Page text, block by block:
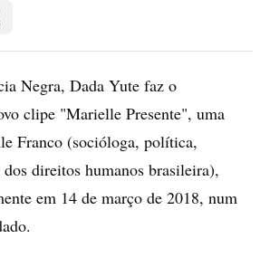
Negra, Dada Yute faz o
clipe "Marielle Presente", uma
Franco (socióloga, política,
direitos humanos brasileira),
em 14 de março de 2018, num